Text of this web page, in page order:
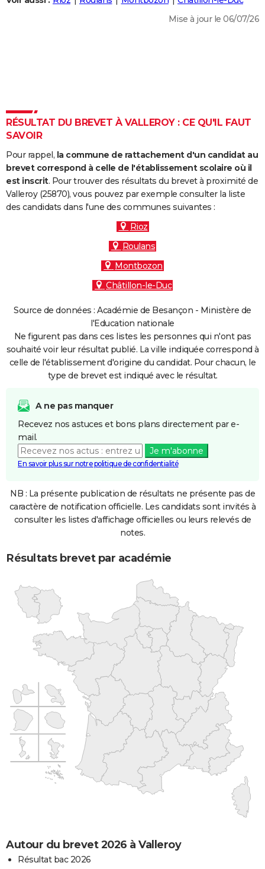
DICTIONNAIRE
Dictionnaire
Biographies
Citations
Expressions
Proverbes
PROGRAMME TV
COPAINS D'AVANT
S'inscrire
Se connecter
Lycées
Collèges
Primaires
Universités
Entreprises
Service militaire
Avis de recherche
AVIS DE DÉCÈS
FORUM
Mise à jour le 06/07/26
RÉSULTAT DU BREVET À VALLEROY : CE QU'IL FAUT
SAVOIR
Pour rappel, la commune de rattachement d'un candidat au
brevet correspond à celle de l'établissement scolaire où il
est inscrit. Pour trouver des résultats du brevet à proximité de
Valleroy (25870), vous pouvez par exemple consulter la liste
des candidats dans l'une des communes suivantes :
Rioz
Roulans
Montbozon
Châtillon-le-Duc
Source de données : Académie de Besançon - Ministère de
l'Education nationale
Ne figurent pas dans ces listes les personnes qui n'ont pas
souhaité voir leur résultat publié. La ville indiquée correspond à
celle de l'établissement d'origine du candidat. Pour chacun, le
type de brevet est indiqué avec le résultat.
A ne pas manquer
Recevez nos astuces et bons plans directement par e-
mail.
Je m'abonne
En savoir plus sur notre politique de confidentialité
NB : La présente publication de résultats ne présente pas de
caractère de notification officielle. Les candidats sont invités à
consulter les listes d'affichage officielles ou leurs relevés de
notes.
Résultats brevet par académie
Autour du brevet 2026 à Valleroy
Résultat bac 2026